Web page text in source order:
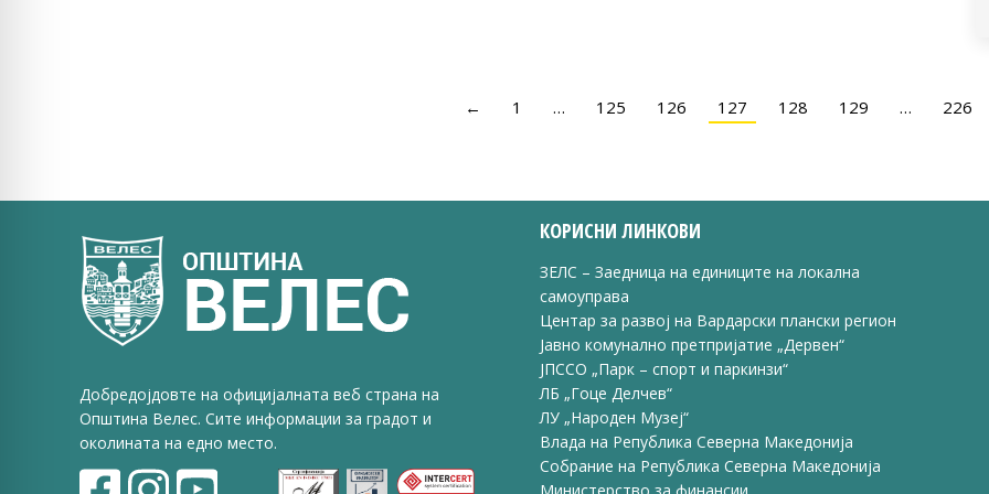
← 1 … 125 126 127 128 129 … 226
Добредојдовте на официјалната веб страна на
Општина Велес. Сите информации за градот и
околината на едно место.
КОРИСНИ ЛИНКОВИ
ЗЕЛС – Заедница на единиците на локална
самоуправа
Центар за развој на Вардарски плански регион
Јавно комунално претпријатие „Дервен“
ЈПССО „Парк – спорт и паркинзи“
ЛБ „Гоце Делчев“
ЛУ „Народен Музеј“
Влада на Република Северна Македонија
Собрание на Република Северна Македонија
Министерство за финансии